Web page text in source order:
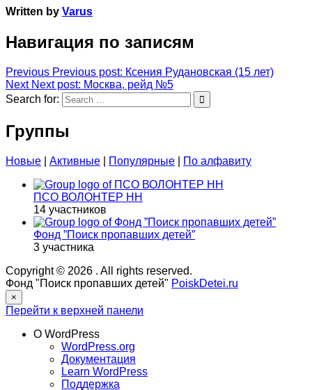
Written by Varus
Навигация по записям
Previous Previous post: Ксения Рудановская (15 лет)
Next Next post: Москва, рейд №5
Search for:
Группы
Новые Активные Популярные По алфавиту
ПСО ВОЛОНТЕР НН
14 участников
Фонд ”Поиск пропавших детей”
3 участника
Copyright © 2026 . All rights reserved.
Фонд "Поиск пропавших детей" PoiskDetei.ru
×
Перейти к верхней панели
О WordPress
WordPress.org
Документация
Learn WordPress
Поддержка